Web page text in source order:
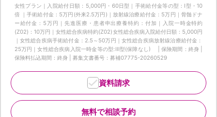
女性プラン｜入院給付日額：5,000円・60日型｜手術給付金等の型：Ⅰ型・10
倍 ｜手術給付金：5万円(外来2.5万円)｜放射線治療給付金：5万円｜骨髄ドナ
ー給付金：5万円｜先進医療・患者申出療養特約：付加｜入院一時金特約
(Z02)：10万円｜女性総合疾病特約(Z02)女性総合疾病入院給付日額：5,000円
｜女性総合疾病手術給付金：2.5～50万円｜女性総合疾病放射線治療給付金：
25万円｜女性総合疾病入院一時金等の型:Ⅲ型(保障なし) | 保険期間：終身 |
保険料払込期間：終身 | 募集文書番号：募補07775-20260529
無料で相談予約
資料請求